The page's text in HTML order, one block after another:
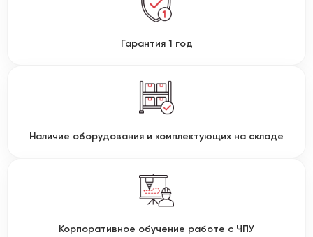
Гарантия 1 год
Наличие оборудования и комплектующих на складе
Корпоративное обучение работе с ЧПУ